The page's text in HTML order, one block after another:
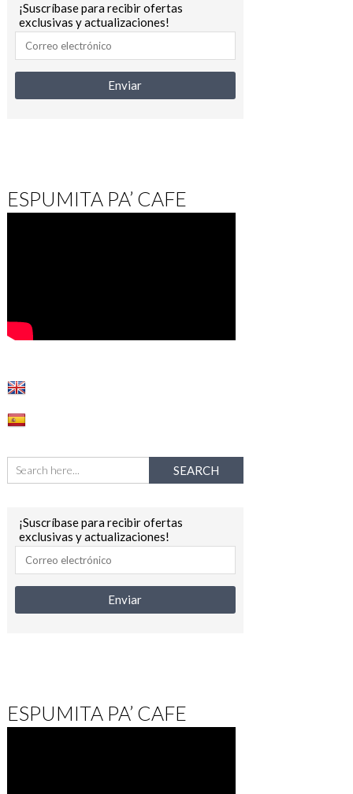
¡Suscríbase para recibir ofertas
exclusivas y actualizaciones!
ESPUMITA PA’ CAFE
¡Suscríbase para recibir ofertas
exclusivas y actualizaciones!
ESPUMITA PA’ CAFE